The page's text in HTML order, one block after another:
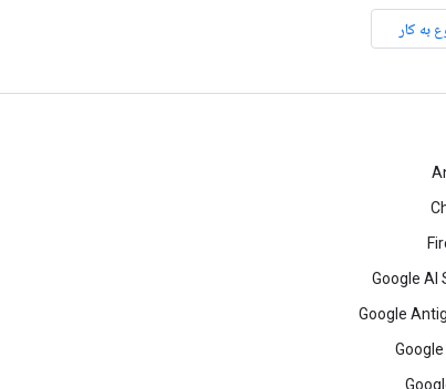
به کار
Google AI
Google
Google